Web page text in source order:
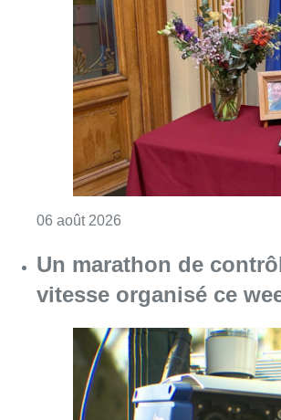
06 août 2026
Un marathon de
vitesse organisé ce